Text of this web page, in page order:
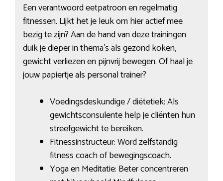
Een verantwoord eetpatroon en regelmatig
fitnessen. Lijkt het je leuk om hier actief mee
bezig te zijn? Aan de hand van deze trainingen
duik je dieper in thema’s als gezond koken,
gewicht verliezen en pijnvrij bewegen. Of haal je
jouw papiertje als personal trainer?
Voedingsdeskundige / diëtetiek: Als
gewichtsconsulente help je cliënten hun
streefgewicht te bereiken.
Fitnessinstructeur: Word zelfstandig
fitness coach of bewegingscoach.
Yoga en Meditatie: Beter concentreren